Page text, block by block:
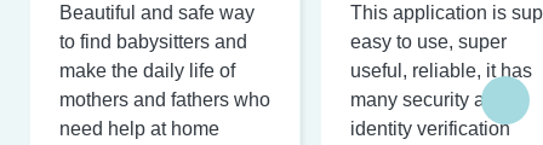
Beautiful and safe way
to find babysitters and
make the daily life of
mothers and fathers who
need help at home
This application is
easy to use, super
useful, reliable, it has
many security and
identity verification